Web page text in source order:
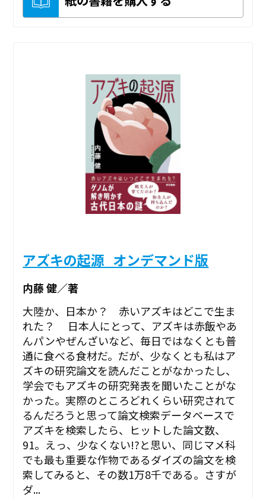
アズキの起源_オンデマンド版
内藤 健／著
大陸か、日本か？ 赤いアズキはどこで生ま
れた？ 日本人にとって、アズキは赤飯やあ
んパンやぜんざいなど、毎日ではなくとも普
通に食べる食材だ。だが、少なくとも私はア
ズキの研究論文を読んだことがなかったし、
学会でもアズキの研究発表を聞いたことがな
かった。実際のところどれくらい研究されて
るんだろうと思って論文検索データベースで
アズキを検索したら、ヒットした論文数、
91。えっ、少なくない!?と思い、同じマメ科
でも最も重要な作物であるダイズの論文を検
索してみると、その数1万8千である。さすが
ダ...